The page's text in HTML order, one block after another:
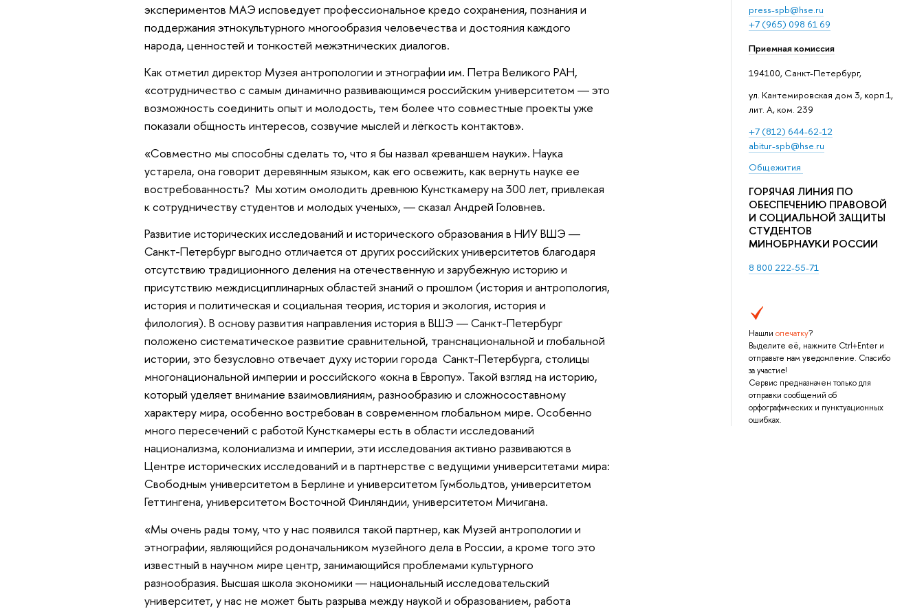
press-spb@hse.ru
+7 (965) 098 61 69
Приемная комиссия
194100, Санкт-Петербург,
ул. Кантемировская дом 3, корп.1,
лит. А, ком. 239
+7 (812) 644-62-12
abitur-spb@hse.ru
Общежития
ГОРЯЧАЯ ЛИНИЯ ПО
ОБЕСПЕЧЕНИЮ ПРАВОВОЙ
И СОЦИАЛЬНОЙ ЗАЩИТЫ
СТУДЕНТОВ
МИНОБРНАУКИ РОССИИ
8 800 222-55-71
Нашли опечатку?
Выделите её, нажмите Ctrl+Enter и
отправьте нам уведомление. Спасибо
за участие!
Сервис предназначен только для
отправки сообщений об
орфографических и пунктуационных
ошибках.
экспериментов МАЭ исповедует профессиональное кредо сохранения, познания и
поддержания этнокультурного многообразия человечества и достояния каждого
народа, ценностей и тонкостей межэтнических диалогов.
Как отметил директор Музея антропологии и этнографии им. Петра Великого РАН,
«сотрудничество с самым динамично развивающимся российским университетом ― это
возможность соединить опыт и молодость, тем более что совместные проекты уже
показали общность интересов, созвучие мыслей и лёгкость контактов».
«Совместно мы способны сделать то, что я бы назвал «реваншем науки». Наука
устарела, она говорит деревянным языком, как его освежить, как вернуть науке ее
востребованность? Мы хотим омолодить древнюю Кунсткамеру на 300 лет, привлекая
к сотрудничеству студентов и молодых ученых», ― сказал Андрей Головнев.
Развитие исторических исследований и исторического образования в НИУ ВШЭ ―
Санкт-Петербург выгодно отличается от других российских университетов благодаря
отсутствию традиционного деления на отечественную и зарубежную историю и
присутствию междисциплинарных областей знаний о прошлом (история и антропология,
история и политическая и социальная теория, история и экология, история и
филология). В основу развития направления история в ВШЭ ― Санкт-Петербург
положено систематическое развитие сравнительной, транснациональной и глобальной
истории, это безусловно отвечает духу истории города Санкт-Петербурга, столицы
многонациональной империи и российского «окна в Европу». Такой взгляд на историю,
который уделяет внимание взаимовлияниям, разнообразию и сложносоставному
характеру мира, особенно востребован в современном глобальном мире. Особенно
много пересечений с работой Кунсткамеры есть в области исследований
национализма, колониализма и империи, эти исследования активно развиваются в
Центре исторических исследований и в партнерстве с ведущими университетами мира:
Свободным университетом в Берлине и университетом Гумбольдтов, университетом
Геттингена, университетом Восточной Финляндии, университетом Мичигана.
«Мы очень рады тому, что у нас появился такой партнер, как Музей антропологии и
этнографии, являющийся родоначальником музейного дела в России, а кроме того это
известный в научном мире центр, занимающийся проблемами культурного
разнообразия. Высшая школа экономики ― национальный исследовательский
университет, у нас не может быть разрыва между наукой и образованием, работа